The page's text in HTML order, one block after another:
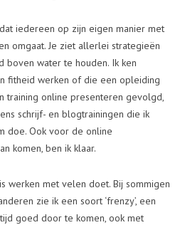
iedereen op zijn eigen manier met
omgaat. Je ziet allerlei strategieën
boven water te houden. Ik ken
fitheid werken of die een opleiding
training online presenteren gevolgd,
schrijf- en blogtrainingen die ik
doe. Ook voor de online
komen, ben ik klaar.
werken met velen doet. Bij sommigen
zie ik een soort ‘frenzy’, een
goed door te komen, ook met